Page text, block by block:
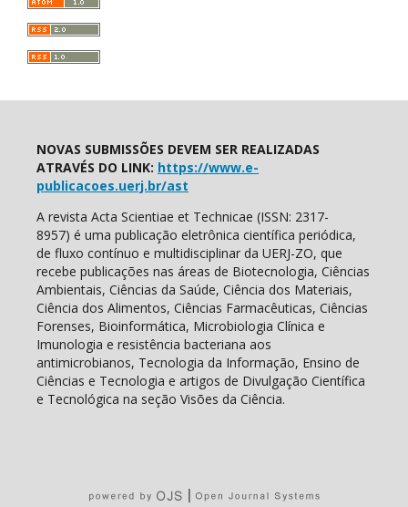
NOVAS SUBMISSÕES DEVEM SER REALIZADAS
ATRAVÉS DO LINK: https://www.e-
publicacoes.uerj.br/ast
A revista Acta Scientiae et Technicae (ISSN: 2317-
8957) é uma publicação eletrônica científica periódica,
de fluxo contínuo e multidisciplinar da UERJ-ZO, que
recebe publicações nas áreas de Biotecnologia, Ciências
Ambientais, Ciências da Saúde, Ciência dos Materiais,
Ciência dos Alimentos, Ciências Farmacêuticas, Ciências
Forenses, Bioinformática, Microbiologia Clínica e
Imunologia e resistência bacteriana aos
antimicrobianos, Tecnologia da Informação, Ensino de
Ciências e Tecnologia e artigos de Divulgação Científica
e Tecnológica na seção Visões da Ciência.